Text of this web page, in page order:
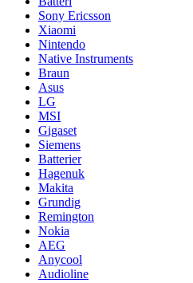
Sony Ericsson
Xiaomi
Nintendo
Native Instruments
Braun
Asus
LG
MSI
Gigaset
Siemens
Batterier
Hagenuk
Makita
Grundig
Remington
Nokia
AEG
Anycool
Audioline